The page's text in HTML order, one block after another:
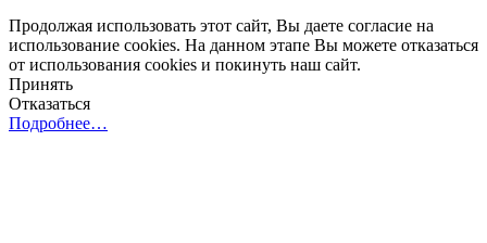
Продолжая использовать этот сайт, Вы даете согласие на
использование cookies. На данном этапе Вы можете отказаться
от использования cookies и покинуть наш сайт.
Принять
Отказаться
Подробнее…